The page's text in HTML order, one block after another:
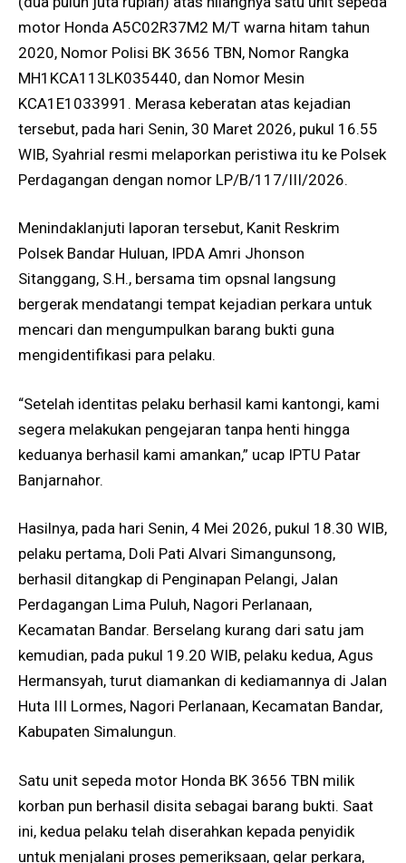
motor Honda A5C02R37M2 M/T warna hitam tahun
2020, Nomor Polisi BK 3656 TBN, Nomor Rangka
MH1KCA113LK035440, dan Nomor Mesin
KCA1E1033991. Merasa keberatan atas kejadian
tersebut, pada hari Senin, 30 Maret 2026, pukul 16.55
WIB, Syahrial resmi melaporkan peristiwa itu ke Polsek
Perdagangan dengan nomor LP/B/117/III/2026.
Menindaklanjuti laporan tersebut, Kanit Reskrim
Polsek Bandar Huluan, IPDA Amri Jhonson
Sitanggang, S.H., bersama tim opsnal langsung
bergerak mendatangi tempat kejadian perkara untuk
mencari dan mengumpulkan barang bukti guna
mengidentifikasi para pelaku.
“Setelah identitas pelaku berhasil kami kantongi, kami
segera melakukan pengejaran tanpa henti hingga
keduanya berhasil kami amankan,” ucap IPTU Patar
Banjarnahor.
Hasilnya, pada hari Senin, 4 Mei 2026, pukul 18.30 WIB,
pelaku pertama, Doli Pati Alvari Simangunsong,
berhasil ditangkap di Penginapan Pelangi, Jalan
Perdagangan Lima Puluh, Nagori Perlanaan,
Kecamatan Bandar. Berselang kurang dari satu jam
kemudian, pada pukul 19.20 WIB, pelaku kedua, Agus
Hermansyah, turut diamankan di kediamannya di Jalan
Huta III Lormes, Nagori Perlanaan, Kecamatan Bandar,
Kabupaten Simalungun.
Satu unit sepeda motor Honda BK 3656 TBN milik
korban pun berhasil disita sebagai barang bukti. Saat
ini, kedua pelaku telah diserahkan kepada penyidik
untuk menjalani proses pemeriksaan, gelar perkara,